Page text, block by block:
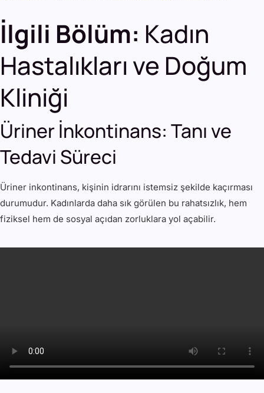
İlgili Bölüm: Kadın
Hastalıkları ve Doğum
Kliniği
Üriner İnkontinans: Tanı ve
Tedavi Süreci
Üriner inkontinans, kişinin idrarını istemsiz şekilde kaçırması
durumudur. Kadınlarda daha sık görülen bu rahatsızlık, hem
fiziksel hem de sosyal açıdan zorluklara yol açabilir.